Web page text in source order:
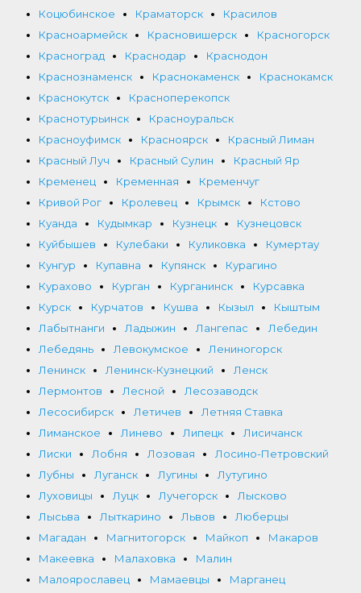
Коцюбинское
Краматорск
Красилов
Красноармейск
Красновишерск
Красногорск
Красноград
Краснодар
Краснодон
Краснознаменск
Краснокаменск
Краснокамск
Краснокутск
Красноперекопск
Краснотурьинск
Красноуральск
Красноуфимск
Красноярск
Красный Лиман
Красный Луч
Красный Сулин
Красный Яр
Кременец
Кременная
Кременчуг
Кривой Рог
Кролевец Крымск
Кстово
Куанда
Кудымкар Кузнецк
Кузнецовск
Куйбышев
Кулебаки Куликовка
Кумертау
Кунгур
Купавна Купянск
Курагино
Курахово
Курган Курганинск
Курсавка
Курск
Курчатов Кушва Кызыл
Кыштым
Лабытнанги
Ладыжин Лангепас
Лебедин
Лебедянь
Левокумское
Лениногорск
Ленинск
Ленинск-Кузнецкий
Ленск
Лермонтов
Лесной
Лесозаводск
Лесосибирск
Летичев
Летняя Ставка
Лиманское
Линево Липецк
Лисичанск
Лиски
Лобня Лозовая
Лосино-Петровский
Лубны
Луганск Лугины
Лутугино
Луховицы
Луцк Лучегорск
Лысково
Лысьва
Лыткарино Львов
Люберцы
Магадан
Магнитогорск Майкоп
Макаров
Макеевка
Малаховка
Малин
Малоярославец
Мамаевцы
Марганец